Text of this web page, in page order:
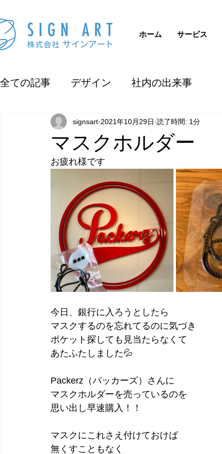
ホーム サービス
全ての記事 デザイン 社内の出来事
マスクホルダー
signsart 2021年10月29日 読了時間: 1分
お疲れ様です
今日、銀行に入ろうとしたら
マスクするのを忘れてるのに気づき
ポケット探しても見当たらなくて
あたふたしました💦
Packerz（パッカーズ）さんに
マスクホルダーを売っているのを
思い出し早速購入！！
マスクにこれさえ付けておけば
無くすこともなく